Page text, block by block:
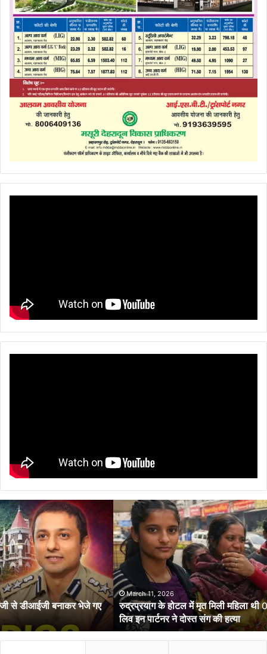
रुद्रप्रयाग
के
होटल
में
मृत
मिली
महिला
थी
05
माह
की
गर्भवती,
March 11, 2026
रुद्रप्रयाग के होटल में मृत मिली महिला थी 05 माह की गर्भवती, साथ आए
लिव इन पार्टनर ने दोस्त संग की हत्या